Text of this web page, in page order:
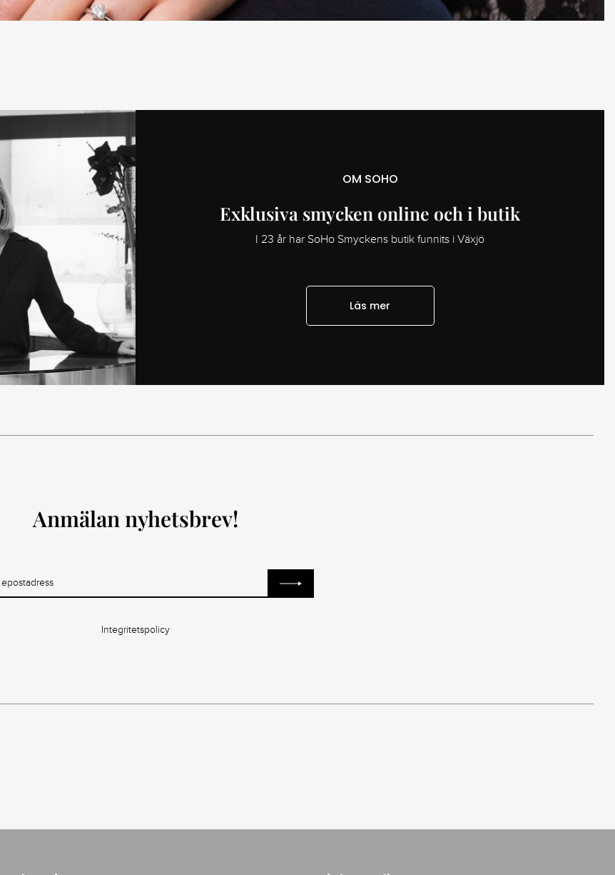
OM SOHO
Exklusiva smycken online och i butik
I 23 år har SoHo Smyckens butik funnits i Växjö
Läs mer
Anmälan nyhetsbrev!
Integritetspolicy